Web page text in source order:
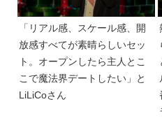
「リアル感、スケール感、開
放感すべてが素晴らしいセッ
ト。オープンしたら主人とこ
こで魔法界デートしたい」と
LiLiCoさん